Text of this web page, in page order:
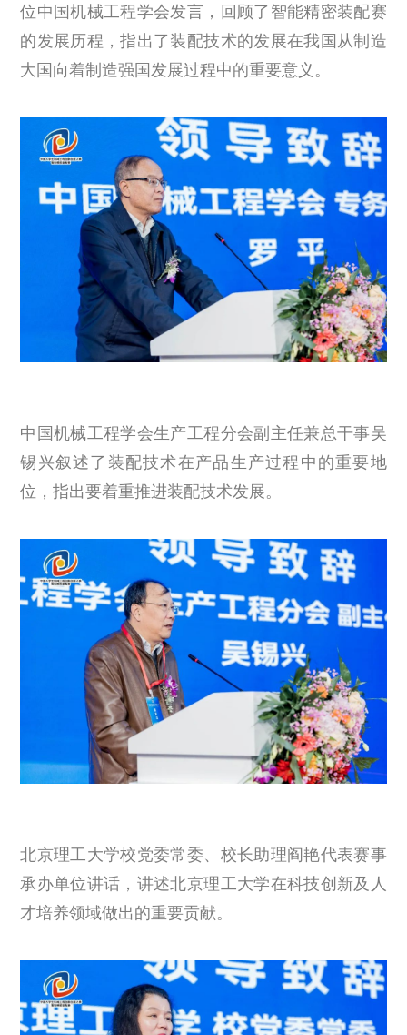
位中国机械工程学会发言，回顾了智能精密装配赛
的发展历程，指出了装配技术的发展在我国从制造
大国向着制造强国发展过程中的重要意义。
中国机械工程学会生产工程分会副主任兼总干事吴
锡兴叙述了装配技术在产品生产过程中的重要地
位，指出要着重推进装配技术发展。
北京理工大学校党委常委、校长助理阎艳代表赛事
承办单位讲话，讲述北京理工大学在科技创新及人
才培养领域做出的重要贡献。